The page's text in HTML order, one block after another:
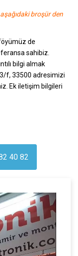
broşür den
de
sahibiz.
bilgi almak
f, 33500 adresimizi
Ek iletişim bilgileri
40 82